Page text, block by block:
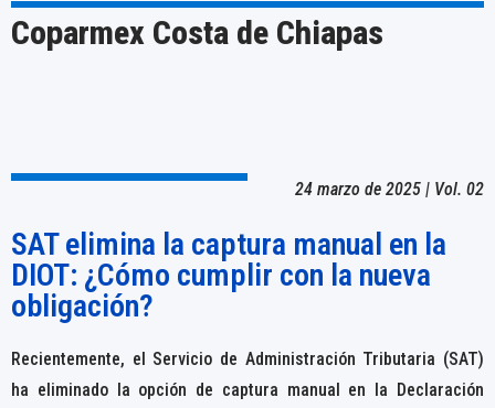
Coparmex Costa de Chiapas
24 marzo de 2025 | Vol. 02
SAT elimina la captura manual en la
DIOT: ¿Cómo cumplir con la nueva
obligación?
Recientemente, el Servicio de Administración Tributaria (SAT)
ha eliminado la opción de captura manual en la Declaración